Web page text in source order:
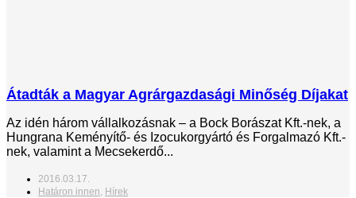
Átadták a Magyar Agrárgazdasági Minőség Díjakat
Az idén három vállalkozásnak – a Bock Borászat Kft.-nek, a
Hungrana Keményítő- és Izocukorgyártó és Forgalmazó Kft.-
nek, valamint a Mecsekerdő...
2016.03.17.
Határon innen, Hírek